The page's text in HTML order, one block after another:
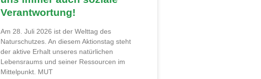
Verantwortung!
Am 28. Juli 2026 ist der Welttag des
Naturschutzes. An diesem Aktionstag steht
der aktive Erhalt unseres natürlichen
Lebensraums und seiner Ressourcen im
Mittelpunkt. MUT